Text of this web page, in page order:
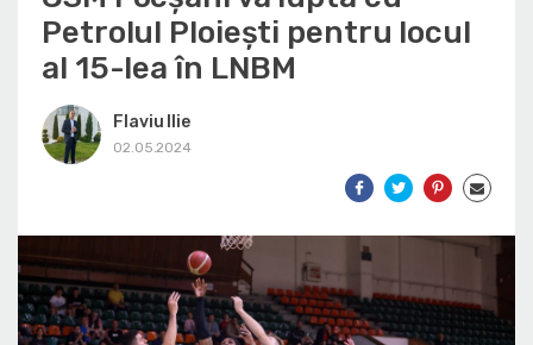
Petrolul Ploiești pentru locul
al 15-lea în LNBM
Flaviu Ilie
02.05.2024